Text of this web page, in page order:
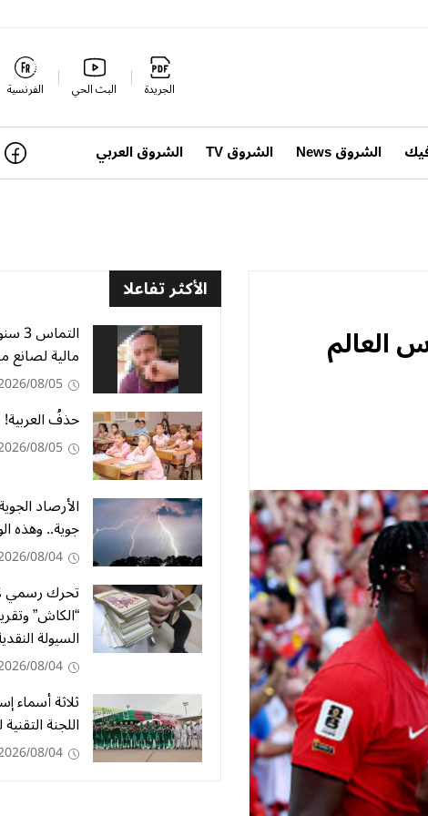
الجريدة البث الحي الفرنسية
الشروق News الشروق TV الشروق العربي
العالم
الأكثر تفاعلا
مالية لصانع
08/05
حذفُ العربية!
08/05
الأرصاد
جوية.. وهذه
08/04
تحرك رسمي
“الكاش”
السيولة
08/04
ثلاثة أسماء
اللجنة
08/04